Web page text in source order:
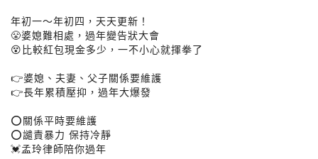
年初一～年初四，天天更新！
😤婆媳難相處，過年變告狀大會
😵比較紅包現金多少，一不小心就揮拳了
👉婆媳、夫妻、父子關係要維護
👉長年累積壓抑，過年大爆發
⭕️關係平時要維護
⭕️譴責暴力 保持冷靜
💓孟玲律師陪你過年